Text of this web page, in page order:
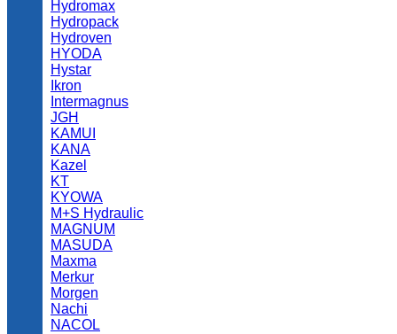
Hydromax
Hydropack
Hydroven
HYODA
Hystar
Ikron
Intermagnus
JGH
KAMUI
KANA
Kazel
KT
KYOWA
M+S Hydraulic
MAGNUM
MASUDA
Maxma
Merkur
Morgen
Nachi
NACOL